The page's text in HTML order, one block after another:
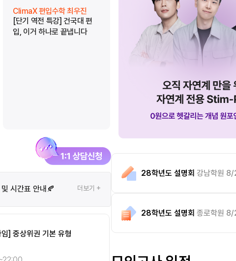
ClimaX 편입수학 최우진
[단기 역전 특강] 건국대 편
입, 이거 하나로 끝냅니다
ClimaX 편입수학 최우진
[단기 역전 특강] 중앙대 편
입, 이거 하나로 끝냅니다
시간표 안내🍂 더보기 +
][STEP.1] 개념완성 주말
] 중상위권 기본 유형
28학년도 설명회 강남학원
28학년도 설명회 종로학원